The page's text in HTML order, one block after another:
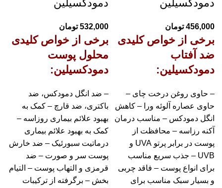
دمودکسیلین
456,000 تومان
برخی از خواص کلیدی
ضد آفتاب
دمودکسیلین:
– حاوی روغن درخت چای –
حاوی عصاره آلوئه ورا – کاهش
انگل دمودکس – مناسب درمان
آکنه رزاسه – محافظت از
پوست در برابر پرتو UVA و
UVB – جذب سریع مناسب
برای انواع پوست – فاقد چربی
و بسیار سبک مناسب برای
دمودکسیلین
532,000 تومان
برخی از خواص کلیدی
محلول پوست
دمودکسیلین:
– ضد انگل دمودکس، ضد
باکتری، ضد قارچ – کمک به
بهبود علائم بیماری روزاسه –
کمک به بهبود علائم بیماری
درماتیت سبورئیک – ضد خارش
پوست سر و صورت – ضد
قرمزی و التهاب پوست – التیام
بخش – برگرفته از ترکیبات